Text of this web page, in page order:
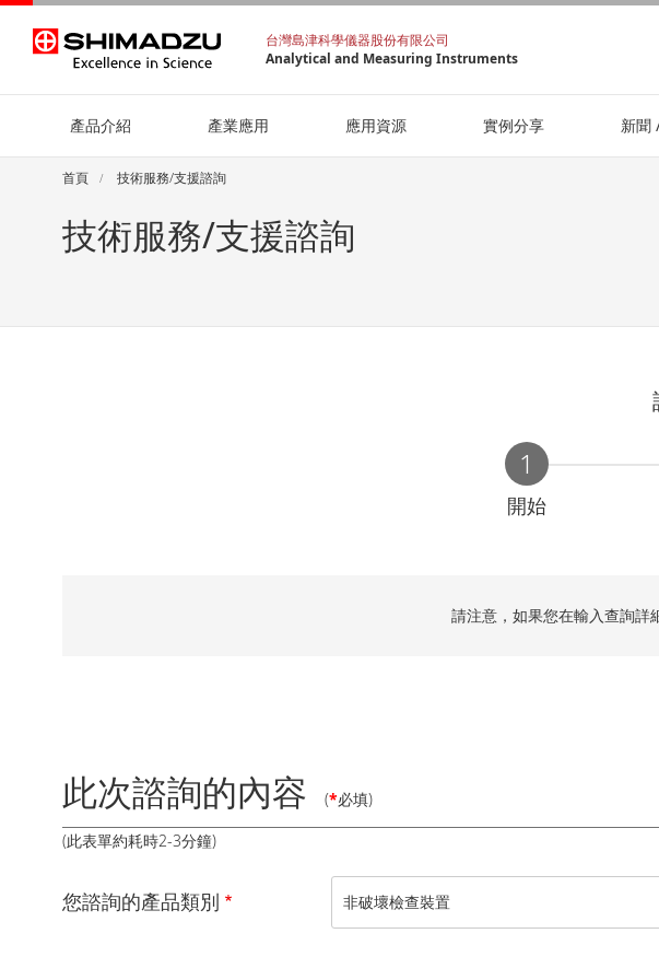
台灣島津科學儀器股份有限公司
Analytical and Measuring Instruments
產品介紹 產業應用 應用資源 實例分享 新聞
首頁 技術服務/支援諮詢
技術服務/支援諮詢
1
C
e
開始
請注意，如果您在輸入查詢詳
此次諮詢的內容 (*必填)
(此表單約耗時2-3分鐘)
您諮詢的產品類別